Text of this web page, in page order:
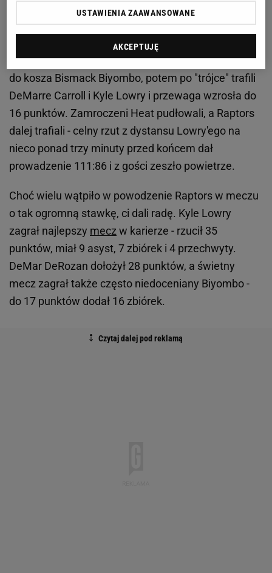
czwartek kwarcie jeszcze mieli nadzieję na to, że
mogą powalczyć w końcówce, gdy zmniejszyli straty
do ośmiu punktów (76:88), ale potem dostali mocne
ciosy od Raptors - najpierw piłkę potężnie zapakował
do kosza Bismack Biyombo, potem po "trójce" trafili
DeMarre Carroll i Kyle Lowry i przewaga wzrosła do
16 punktów. Zamroczeni Heat pudłowali, a Raptors
dalej trafiali - celny rzut z dystansu Lowry'ego na
nieco ponad trzy minuty przed końcem dał
prowadzenie 111:86 i z gości zeszło powietrze.
Choć wielu wątpiło w powodzenie Raptors w meczu
o tak ogromną stawkę, ci dali radę. Kyle Lowry
zagrał najlepszy mecz w karierze - rzucił 35
punktów, miał 9 asyst, 7 zbiórek i 4 przechwyty.
DeMar DeRozan dołożył 28 punktów, a świetny
mecz zagrał także często niedoceniany Biyombo -
do 17 punktów dodał 16 zbiórek.
USTAWIENIA ZAAWANSOWANE
AKCEPTUJĘ